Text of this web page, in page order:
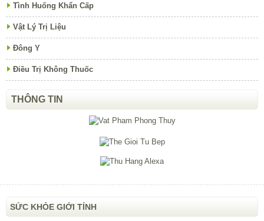
Tình Huống Khẩn Cấp
Vật Lý Trị Liệu
Đông Y
Điều Trị Không Thuốc
THÔNG TIN
SỨC KHỎE GIỚI TÍNH